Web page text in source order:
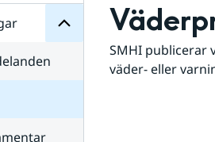
SMHI publicerar
väder- eller